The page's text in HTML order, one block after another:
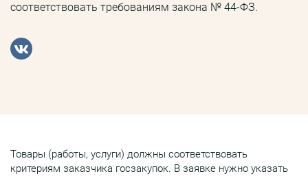
соответствовать требованиям закона № 44-ФЗ.
Товары (работы, услуги) должны соответствовать
критериям заказчика госзакупок. В заявке нужно указать